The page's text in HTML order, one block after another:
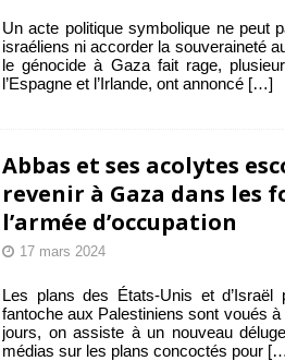
Un acte politique symbolique ne peut
israéliens ni accorder la souveraineté
le génocide à Gaza fait rage,
l’Espagne et l’Irlande, ont annoncé […]
Abbas et ses acolytes
revenir à Gaza dans les
l’armée d’occupation
17 mars 2024
Les plans des États-Unis et d’Israël
fantoche aux Palestiniens sont voués à
jours, on assiste à un nouveau
médias sur les plans concoctés pour